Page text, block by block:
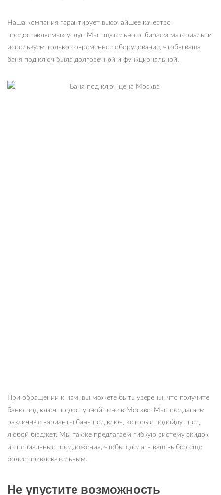
Наша компания гарантирует высочайшее качество
предоставляемых услуг. Мы тщательно отбираем материалы и
используем только современное оборудование, чтобы ваша
баня под ключ была долговечной и функциональной.
При обращении к нам, вы можете быть уверены, что получите
баню под ключ по доступной цене в Москве. Мы предлагаем
различные варианты бань под ключ, которые подойдут под
любой бюджет. Мы также предлагаем гибкую систему скидок
и специальные предложения, чтобы сделать ваш выбор еще
более привлекательным.
Не упустите возможность